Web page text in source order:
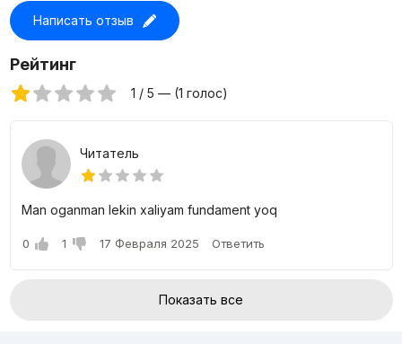
Написать отзыв
Рейтинг
1 / 5 — (1 голос)
Читатель
Man oganman lekin xaliyam fundament yoq
0 1 17 Февраля 2025 Ответить
Показать все